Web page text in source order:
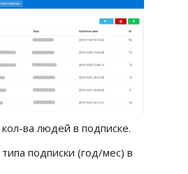
ва людей в подписке.
подписки (год/мес) в